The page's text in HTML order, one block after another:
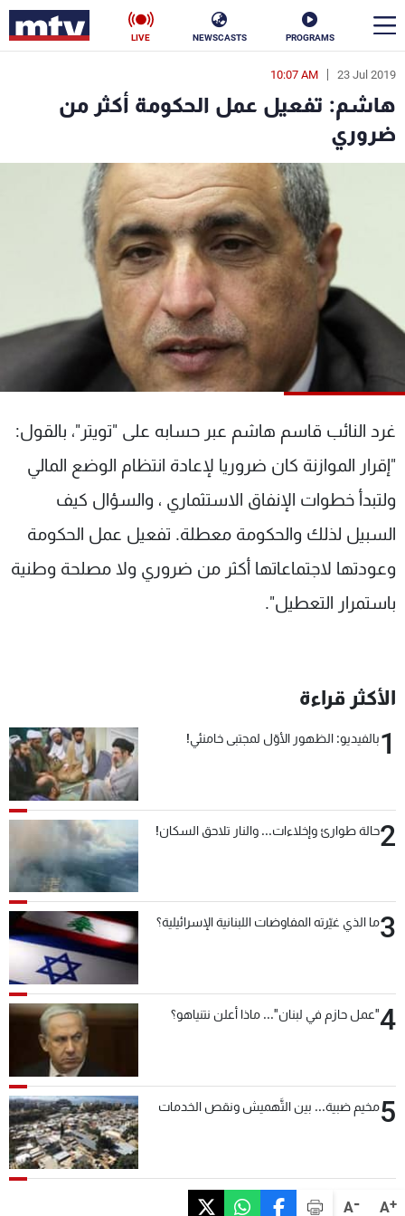
PROGRAMS
NEWSCASTS
LIVE
A+
A-
23 Jul 2019
10:07 AM
هاشم: تفعيل عمل الحكومة أكثر من
ضروري
غرد النائب قاسم هاشم عبر حسابه على "تويتر"، بالقول:
"إقرار الموازنة كان ضروريا لإعادة انتظام الوضع المالي
ولتبدأ خطوات الإنفاق الاستثماري ، والسؤال كيف
السبيل لذلك والحكومة معطلة. تفعيل عمل الحكومة
وعودتها لاجتماعاتها أكثر من ضروري ولا مصلحة وطنية
باستمرار التعطيل".
الأكثر قراءة
1بالفيديو: الظهور الأوّل لمجتبى خامنئي!
2حالة طوارئ وإخلاءات... والنار تلاحق السكان!
3ما الذي غيّرته المفاوضات اللبنانية الإسرائيلية؟
4"عمل حازم في لبنان"... ماذا أعلن نتنياهو؟
5مخيم ضبية... بين التَّهميش ونقص الخدمات
en
الأخبار
سياسة ناس
فن
رياضة
كأس العالم
البرامج
جدول البرامج
شاهد البرامج
عن MTV
الإنـتـاج
لاعلاناتكم
وظائف
تواصل معنا
شروط الإسـتخدام
سياسة الخصوصية